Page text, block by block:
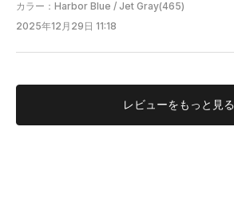
カラー：Harbor Blue / Jet Gray(465)
2025年12月29日 11:18
レビューをもっと見る